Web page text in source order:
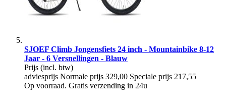
SJOEF Climb Jongensfiets 24 inch - Mountainbike 8-12
Jaar - 6 Versnellingen - Blauw
Prijs (incl. btw)
adviesprijs Normale prijs 329,00 Speciale prijs 217,55
Op voorraad. Gratis verzending in 24u